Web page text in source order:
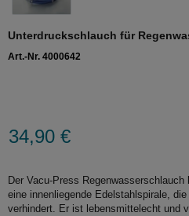
Unterdruckschlauch für
Art.-Nr. 4000642
34,90 €
Der Vacu-Press
eine innenliegende Edelstahlspirale,
verhindert. Er ist lebensmittelecht und